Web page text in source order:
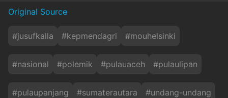
Original Source
#jusufkalla #kepmendagri #mouhelsinki
#nasional #polemik #pulauaceh #pulaulipan
#pulaupanjang #sumaterautara #undang-undang